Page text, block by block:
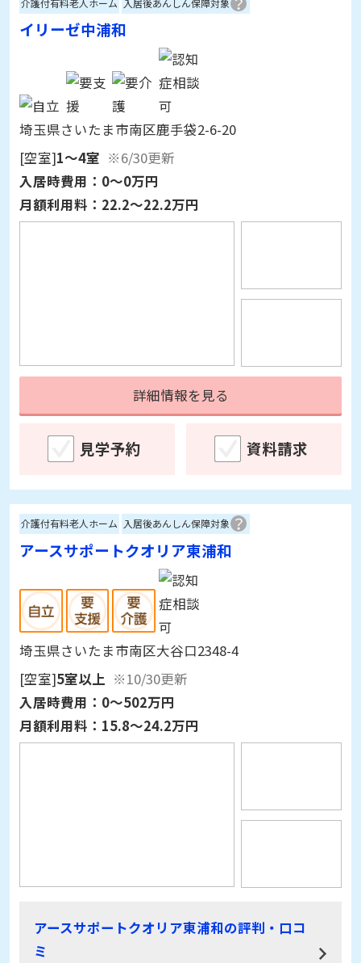
埼玉県さいたま市南区鹿手袋2-6-20
[空室]1～4室
※6/30更新
入居時費用： 0～0万円
月額利用料： 22.2～22.2万円
見学予約
アースサポートクオリア東浦和
埼玉県さいたま市南区大谷口2348-4
[空室]5室以上 ※10/30更新
入居時費用： 0～502万円
月額利用料：15.8～24.2万円
アースサポートクオリア東浦和の評判・口コ
2.8 （口コミ件数：2件）